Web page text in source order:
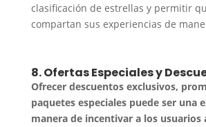
clasificación de estrellas y permitir
compartan sus experiencias de
8. Ofertas Especiales y
Ofrecer descuentos exclusivos,
paquetes especiales puede ser una
manera de incentivar a los usuarios